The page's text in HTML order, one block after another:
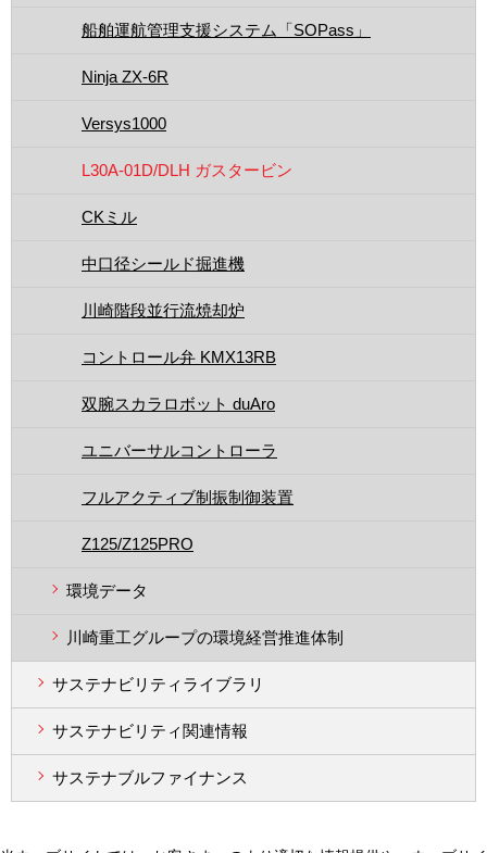
船舶運航管理支援システム「SOPass」
Ninja ZX-6R
Versys1000
L30A-01D/DLH ガスタービン
CKミル
中口径シールド掘進機
川崎階段並行流焼却炉
コントロール弁 KMX13RB
双腕スカラロボット duAro
ユニバーサルコントローラ
フルアクティブ制振制御装置
Z125/Z125PRO
環境データ
川崎重工グループの環境経営推進体制
サステナビリティライブラリ
サステナビリティ関連情報
サステナブルファイナンス